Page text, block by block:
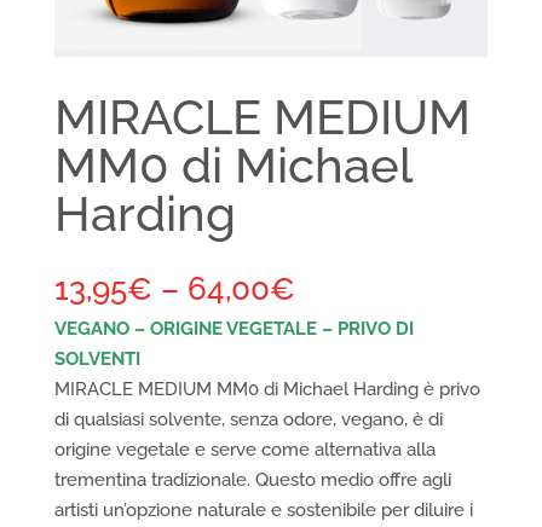
MIRACLE MEDIUM
MM0 di Michael
Harding
13,95€ – 64,00€
VEGANO – ORIGINE VEGETALE – PRIVO DI
SOLVENTI
MIRACLE MEDIUM MM0 di Michael Harding è privo
di qualsiasi solvente, senza odore, vegano, è di
origine vegetale e serve come alternativa alla
trementina tradizionale. Questo medio offre agli
artisti un’opzione naturale e sostenibile per diluire i